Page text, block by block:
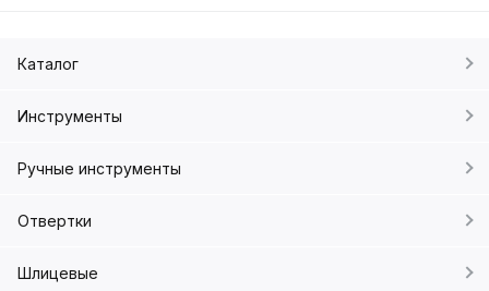
Каталог
Инструменты
Ручные инструменты
Отвертки
Шлицевые